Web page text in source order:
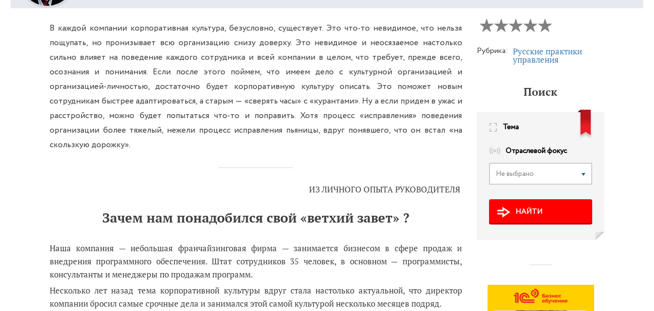
В каждой компании корпоративная культура, безусловно, существует. Это что-то невидимое, что нельзя
пощупать, но пронизывает всю организацию снизу доверху. Это невидимое и неосязаемое настолько
сильно влияет на поведение каждого сотрудника и всей компании в целом, что требует, прежде всего,
осознания и понимания. Если после этого поймем, что имеем дело с культурной организацией и
организацией-личностью, достаточно будет корпоративную культуру описать. Это поможет новым
сотрудникам быстрее адаптироваться, а старым — «сверять часы» с «курантами». Ну а если придем в ужас и
расстройство, можно будет попытаться что-то и поправить. Хотя процесс «исправления» поведения
организации более тяжелый, нежели процесс исправления пьяницы, вдруг понявшего, что он встал «на
скользкую дорожку».
ИЗ ЛИЧНОГО ОПЫТА РУКОВОДИТЕЛЯ
Зачем нам понадобился свой «ветхий завет» ?
Наша компания — небольшая франчайзинговая фирма — занимается бизнесом в сфере продаж и
внедрения программного обеспечения. Штат сотрудников 35 человек, в основном — программисты,
консультанты и менеджеры по продажам программ.
Несколько лет назад тема корпоративной культуры вдруг стала настолько актуальной, что директор
компании бросил самые срочные дела и занимался этой самой культурой несколько месяцев подряд.
Рубрика: Русские практики
управления
Поиск
Тема
Отраслевой фокус
Не выбрано
НАЙТИ